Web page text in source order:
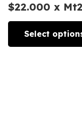
$22.000 x Mt2
Select